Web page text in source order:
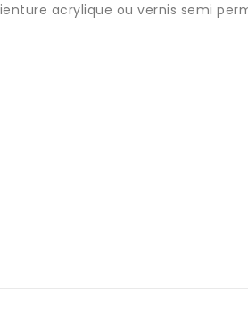
acrylique ou vernis semi